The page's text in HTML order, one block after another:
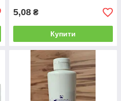
5,08 ₴
Купити